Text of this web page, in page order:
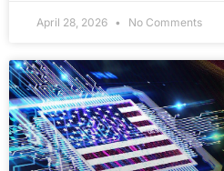
April 28, 2026 No Comments